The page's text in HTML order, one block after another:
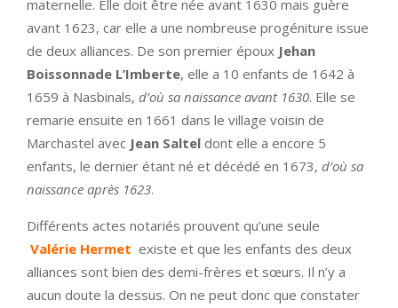
maternelle. Elle doit être née avant 1630 mais guère
avant 1623, car elle a une nombreuse progéniture issue
de deux alliances. De son premier époux Jehan
Boissonnade L’Imberte, elle a 10 enfants de 1642 à
1659 à Nasbinals, d’où sa naissance avant 1630. Elle se
remarie ensuite en 1661 dans le village voisin de
Marchastel avec Jean Saltel dont elle a encore 5
enfants, le dernier étant né et décédé en 1673, d’où sa
naissance après 1623.
Différents actes notariés prouvent qu’une seule
Valérie Hermet existe et que les enfants des deux
alliances sont bien des demi-frères et sœurs. Il n’y a
aucun doute la dessus. On ne peut donc que constater